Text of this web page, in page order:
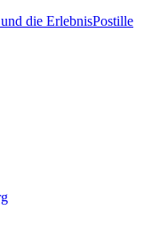
die ErlebnisPostille